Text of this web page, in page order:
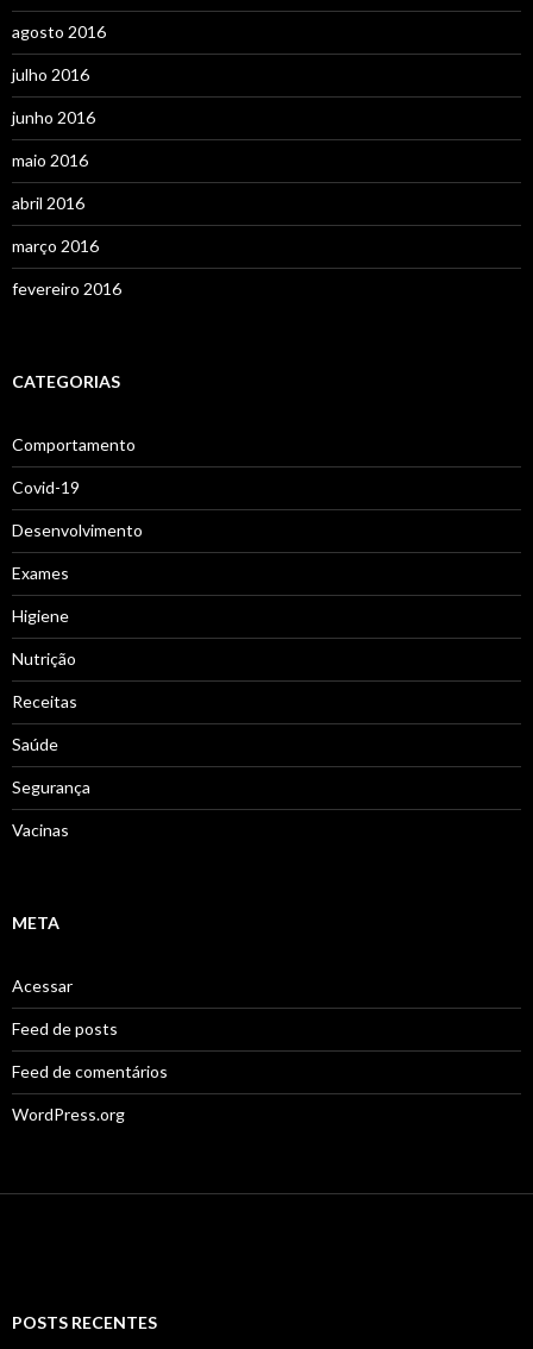
agosto 2016
julho 2016
junho 2016
maio 2016
abril 2016
março 2016
fevereiro 2016
CATEGORIAS
Comportamento
Covid-19
Desenvolvimento
Exames
Higiene
Nutrição
Receitas
Saúde
Segurança
Vacinas
META
Acessar
Feed de posts
Feed de comentários
WordPress.org
POSTS RECENTES